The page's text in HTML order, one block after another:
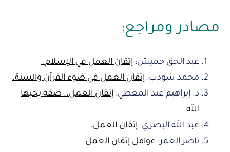
مصادر ومراجع:
عبد الحق حميش: إتقان العمل في الإسلام.
محمد شودب: إتقان العمل في ضوء القرآن والسنة.
د. إبراهيم عبد المعطي: إتقان العمل.. صفة يحبها
الله.
عبد الله البصري: إتقان العمل.
ناصر العمر: عوامل إتقان العمل.